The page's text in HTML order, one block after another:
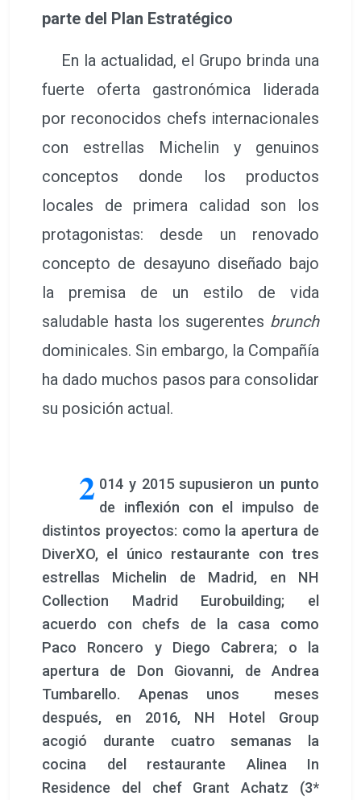
parte del Plan Estratégico
En la actualidad, el Grupo brinda una
fuerte oferta gastronómica liderada
por reconocidos chefs internacionales
con estrellas Michelin y genuinos
conceptos donde los productos
locales de primera calidad son los
protagonistas: desde un renovado
concepto de desayuno diseñado bajo
la premisa de un estilo de vida
saludable hasta los sugerentes brunch
dominicales. Sin embargo, la Compañía
ha dado muchos pasos para consolidar
su posición actual.
2 014 y 2015 supusieron un punto
de inflexión con el impulso de
distintos proyectos: como la apertura de
DiverXO, el único restaurante con tres
estrellas Michelin de Madrid, en NH
Collection Madrid Eurobuilding; el
acuerdo con chefs de la casa como
Paco Roncero y Diego Cabrera; o la
apertura de Don Giovanni, de Andrea
Tumbarello. Apenas unos meses
después, en 2016, NH Hotel Group
acogió durante cuatro semanas la
cocina del restaurante Alinea In
Residence del chef Grant Achatz (3*